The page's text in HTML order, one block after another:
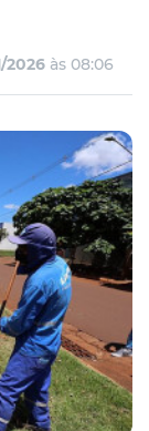
2026 às 08:06